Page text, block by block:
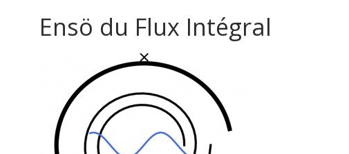
Ensö du Flux Intégral